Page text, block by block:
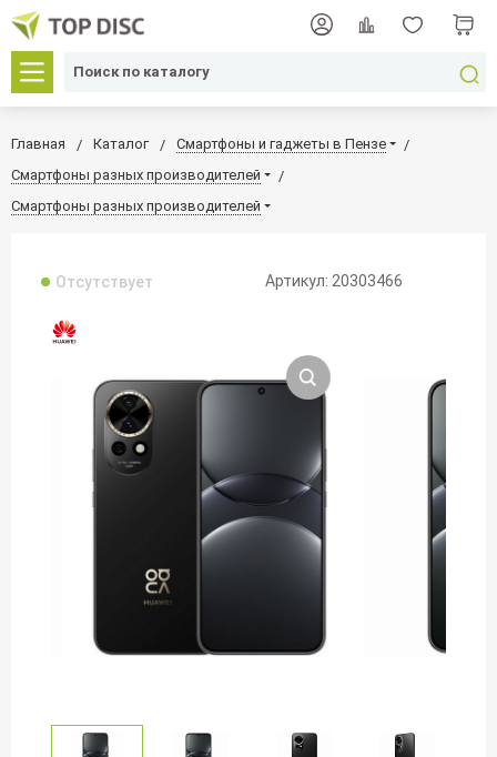
Главная Каталог
Смартфоны и гаджеты в Пензе
Смартфоны разных производителей
Смартфоны разных производителей
Отсутствует Артикул: 20303466